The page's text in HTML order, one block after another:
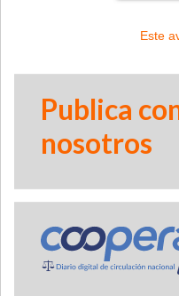
Este
Publica
nosotros